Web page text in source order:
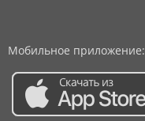
Мобильное приложение: